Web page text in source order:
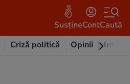
SusțineContCaută
Criză politică Opinii